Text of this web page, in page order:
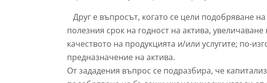
Друг е въпросът, когато се цели подобряване
полезния срок на годност на актива,
качеството на продукцията и/или услугите; по-
предназначение на актива.
От зададения въпрос се подразбира, че